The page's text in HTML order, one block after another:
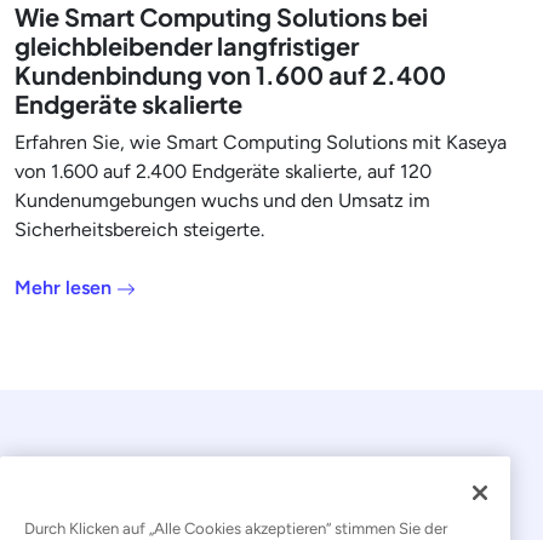
Wie Smart Computing Solutions bei
gleichbleibender langfristiger
Kundenbindung von 1.600 auf 2.400
Endgeräte skalierte
Erfahren Sie, wie Smart Computing Solutions mit Kaseya
von 1.600 auf 2.400 Endgeräte skalierte, auf 120
Kundenumgebungen wuchs und den Umsatz im
Sicherheitsbereich steigerte.
Mehr lesen
Durch Klicken auf „Alle Cookies akzeptieren“ stimmen Sie der